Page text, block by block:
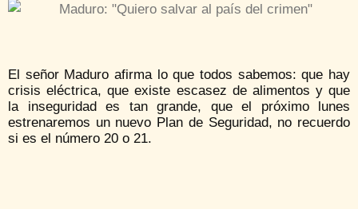
El señor Maduro afirma lo que todos sabemos: que hay
crisis eléctrica, que existe escasez de alimentos y que
la inseguridad es tan grande, que el próximo lunes
estrenaremos un nuevo Plan de Seguridad, no recuerdo
si es el número 20 o 21.